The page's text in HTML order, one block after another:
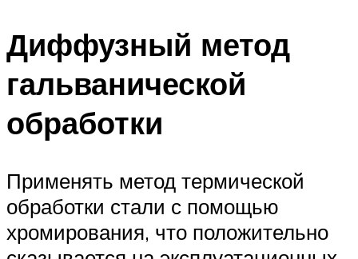
Диффузный метод
гальванической
обработки
Применять метод термической
обработки стали с помощью
хромирования, что положительно